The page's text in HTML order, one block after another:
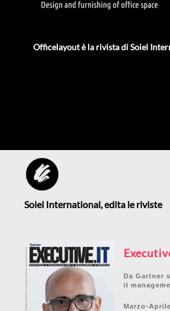
Officelayout è la rivista di Soiel
Soiel International, edita le riviste
Da Gartner
il
Marzo-Aprile